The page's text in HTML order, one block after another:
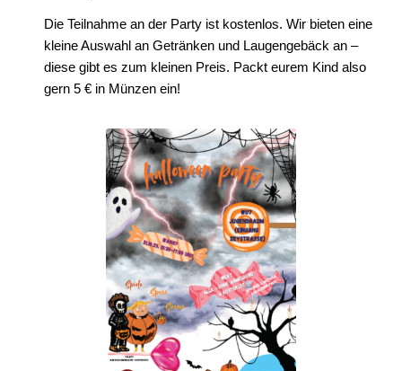
Die Teilnahme an der Party ist kostenlos. Wir bieten eine
kleine Auswahl an Getränken und Laugengebäck an –
diese gibt es zum kleinen Preis. Packt eurem Kind also
gern 5 € in Münzen ein!